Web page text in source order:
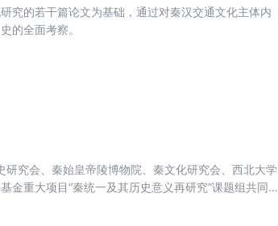
究的若干篇论文为基础，通过对秦汉交通文化主体内
的全面考察。
研究会、秦始皇帝陵博物院、秦文化研究会、西北大学
金重大项目“秦统一及其历史意义再研究”课题组共同